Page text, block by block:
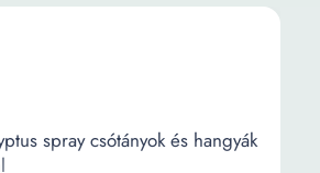
spray csótányok és hangyák